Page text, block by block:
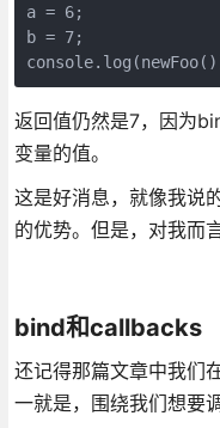
a = 6;
b = 7;
返回值仍然是7，因为
变量的值。
这是好消息，就像我说
的优势。但是，对我而
bind和callbacks
还记得那篇文章中我们
一就是，围绕我们想要